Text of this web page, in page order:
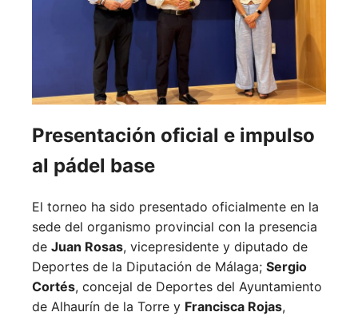
Presentación oficial e impulso
al pádel base
El torneo ha sido presentado oficialmente en la
sede del organismo provincial con la presencia
de Juan Rosas, vicepresidente y diputado de
Deportes de la Diputación de Málaga; Sergio
Cortés, concejal de Deportes del Ayuntamiento
de Alhaurín de la Torre y Francisca Rojas,